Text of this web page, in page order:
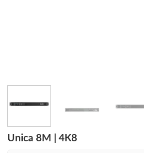
Unica 8M | 4K8